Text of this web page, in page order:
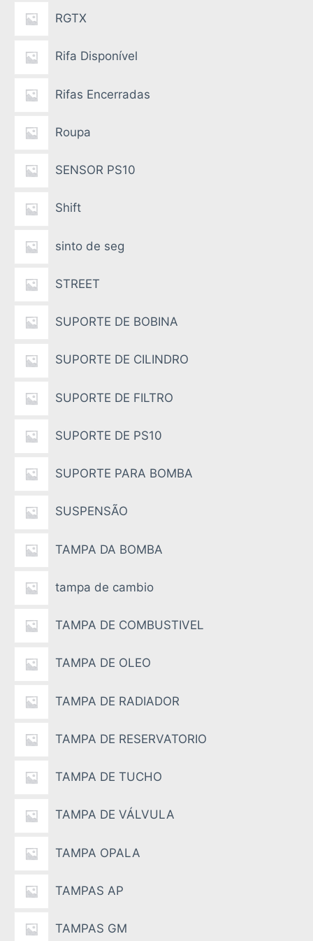
RGTX
Rifa Disponível
Rifas Encerradas
Roupa
SENSOR PS10
Shift
sinto de seg
STREET
SUPORTE DE BOBINA
SUPORTE DE CILINDRO
SUPORTE DE FILTRO
SUPORTE DE PS10
SUPORTE PARA BOMBA
SUSPENSÃO
TAMPA DA BOMBA
tampa de cambio
TAMPA DE COMBUSTIVEL
TAMPA DE OLEO
TAMPA DE RADIADOR
TAMPA DE RESERVATORIO
TAMPA DE TUCHO
TAMPA DE VÁLVULA
TAMPA OPALA
TAMPAS AP
TAMPAS GM